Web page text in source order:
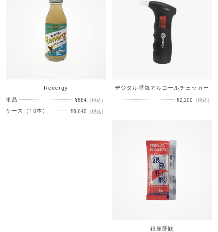
Renergy
単品 ¥864 （税込）
ケース（10本） ¥8,640 （税込）
デジタル呼気アルコールチェッカー
¥2,200 （税込）
銀座肝歓